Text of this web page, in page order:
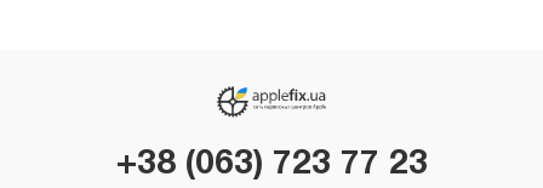
+38 (063) 723 77 23